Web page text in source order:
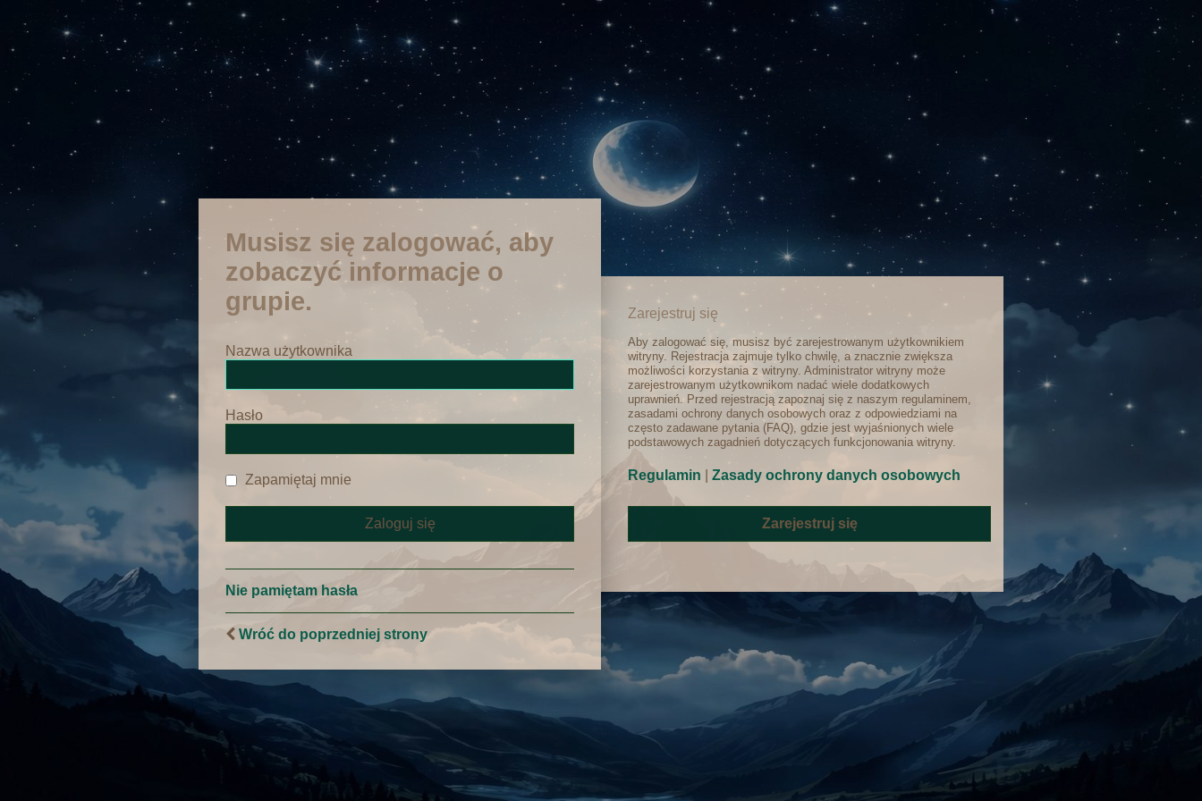
Musisz się zalogować, aby
zobaczyć informacje o
grupie.
Nazwa użytkownika
Hasło
Zapamiętaj mnie
Nie pamiętam hasła
Wróć do poprzedniej strony
Zarejestruj się
Aby zalogować się, musisz być zarejestrowanym użytkownikiem
witryny. Rejestracja zajmuje tylko chwilę, a znacznie zwiększa
możliwości korzystania z witryny. Administrator witryny może
zarejestrowanym użytkownikom nadać wiele dodatkowych
uprawnień. Przed rejestracją zapoznaj się z naszym regulaminem,
zasadami ochrony danych osobowych oraz z odpowiedziami na
często zadawane pytania (FAQ), gdzie jest wyjaśnionych wiele
podstawowych zagadnień dotyczących funkcjonowania witryny.
Regulamin Zasady ochrony danych osobowych
Zarejestruj się